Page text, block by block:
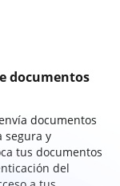
documentos
documentos
segura y
tus documentos
del